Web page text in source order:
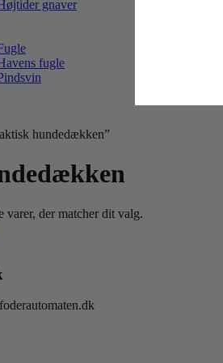
gnaver
fugle
hundedækken”
der matcher dit valg.